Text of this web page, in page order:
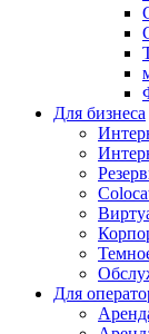
Для бизнеса
Для